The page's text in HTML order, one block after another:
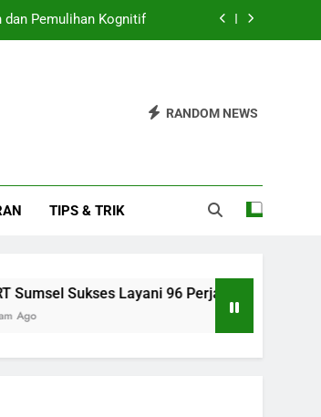
dan Pemulihan Kognitif
Jaringan Bisnis
Pemain Serbaguna
CFN Agustus 2026
RANDOM NEWS
TIPS & TRIK
Layani 96 Perjalanan CFN Agustus 2026